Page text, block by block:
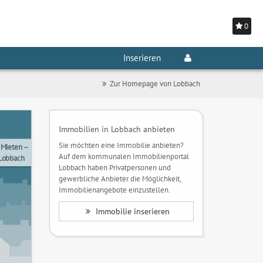
0
Inserieren
Zur Homepage von Lobbach
–
Immobilien in Lobbach anbieten
Sie möchten eine Immobilie anbieten?
Auf dem kommunalen Immobilienportal
Lobbach haben Privatpersonen und
gewerbliche Anbieter die Möglichkeit,
Immobilienangebote einzustellen.
Immobilie inserieren